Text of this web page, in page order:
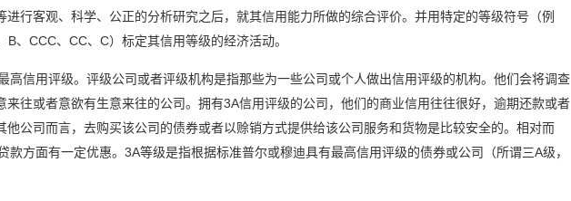
进行客观、科学、公正的分析研究之后，就其信用能力所做的综合评价。并用特定的等级符号（例
B、CCC、CC、C）标定其信用等级的经济活动。
信用评级。评级公司或者评级机构是指那些为一些公司或个人做出信用评级的机构。他们会将调查
来往或者意欲有生意来往的公司。拥有3A信用评级的公司，他们的商业信用往往很好，逾期还款或者
他公司而言，去购买该公司的债券或者以赊销方式提供给该公司服务和货物是比较安全的。相对而
款方面有一定优惠。3A等级是指根据标准普尔或穆迪具有最高信用评级的债券或公司（所谓三A级，